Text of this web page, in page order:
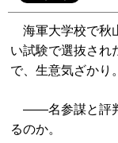
海軍大学校で秋
い試験で選抜され
で、生意気ざかり
——名参謀と評判
るのか。